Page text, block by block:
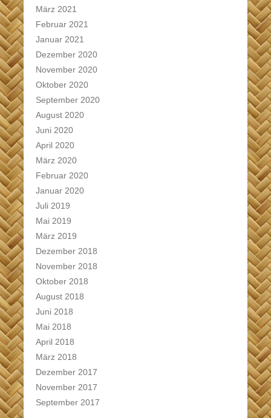
März 2021
Februar 2021
Januar 2021
Dezember 2020
November 2020
Oktober 2020
September 2020
August 2020
Juni 2020
April 2020
März 2020
Februar 2020
Januar 2020
Juli 2019
Mai 2019
März 2019
Dezember 2018
November 2018
Oktober 2018
August 2018
Juni 2018
Mai 2018
April 2018
März 2018
Dezember 2017
November 2017
September 2017